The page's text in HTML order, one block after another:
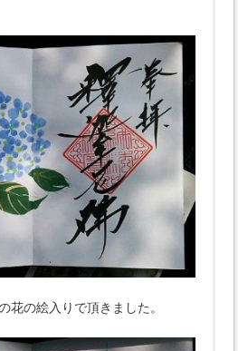
花の絵入りで頂きました。